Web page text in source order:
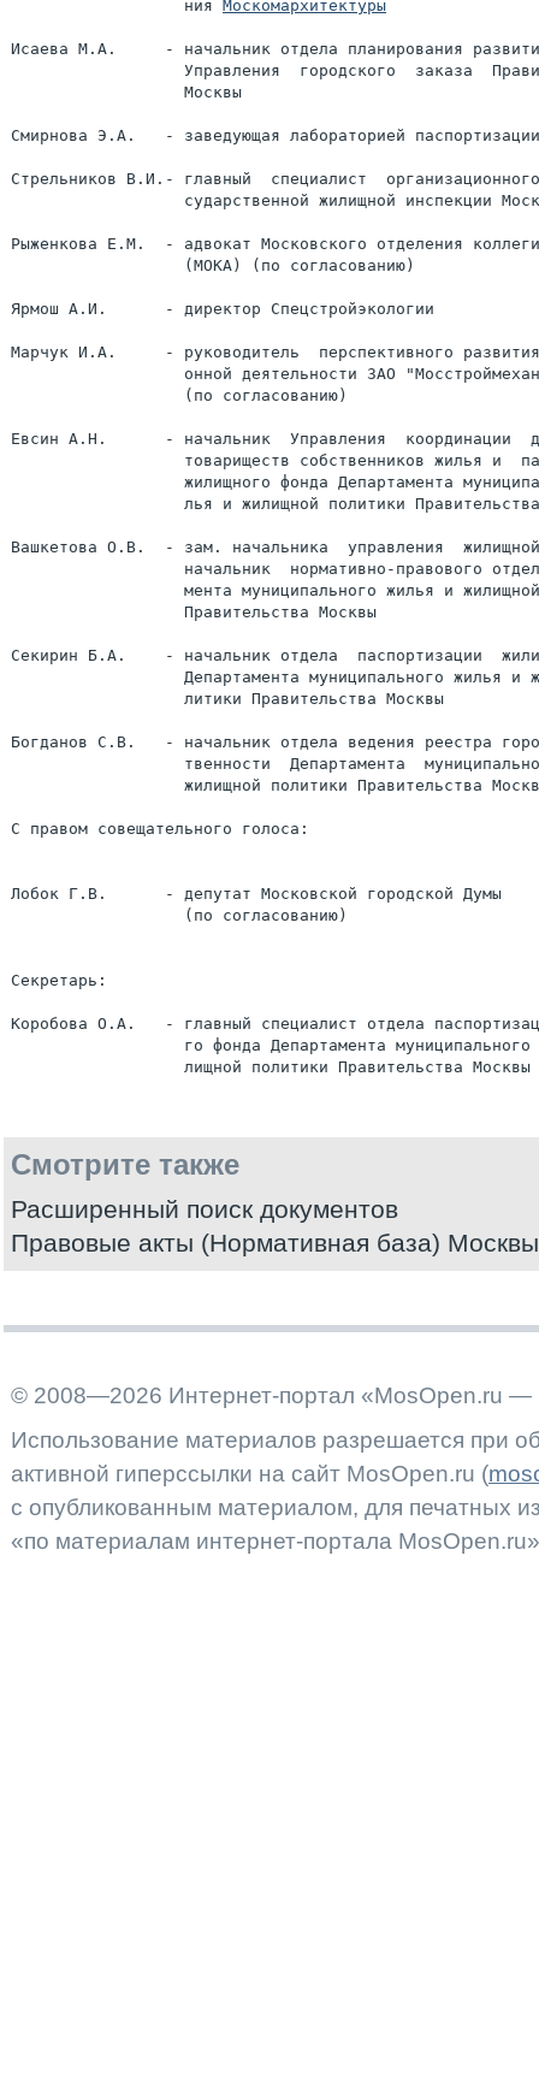
                  ния
Москомархитектуры
Исаева М.А.     - начальник отдела планирования
Управления  городского  заказа
                  Москвы
Смирнова Э.А.   - заведующая лабораторией
Стрельников В.И.- главный  специалист
сударственной жилищной инспекции
Рыженкова Е.М.  - адвокат Московского отделения
                  (МОКА) (по согласованию)
Ярмош А.И.      - директор Спецстройэкологии
Марчук И.А.     - руководитель  перспективного
онной деятельности ЗАО
                  (по согласованию)
Евсин А.Н.      - начальник  Управления  координации
товариществ собственников жилья и
жилищного фонда Департамента
лья и жилищной политики
Вашкетова О.В.  - зам. начальника  управления
начальник  нормативно-правового
мента муниципального жилья и
                  Правительства Москвы
Секирин Б.А.    - начальник отдела  паспортизации
Департамента муниципального жилья и
                  литики Правительства Москвы
Богданов С.В.   - начальник отдела ведения реестра
твенности  Департамента
жилищной политики Правительства
С правом совещательного голоса:
Лобок Г.В.      - депутат Московской городской Думы
                  (по согласованию)
Секретарь:
Коробова О.А.   - главный специалист отдела
го фонда Департамента муниципального
Смотрите также
Расширенный поиск документов
Правовые акты (Нормативная база) Москвы
© 2008—2026 Интернет-портал «MosOpen.ru —
Использование материалов разрешается при
активной гиперссылки на сайт MosOpen.ru (
с опубликованным материалом, для печатных
«по материалам интернет-портала